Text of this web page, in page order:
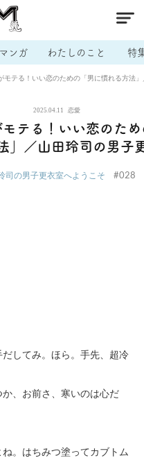
マンガ わたしのこと 特
モテる！いい恋のための「男に慣れる方法
2025.04.11 恋愛
テる！いい恋のた
」／山田玲司の男子
司の男子更衣室へようこそ #028
してみ。ほら。手先、超冷
、お前さ、寒いのは心だ
。はちみつ塗ってカブトム
# セフレ # 不倫
リ # ラブグッズ # 体の相